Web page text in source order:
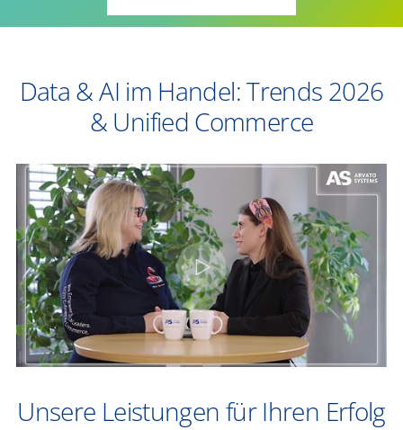
Data & AI im Handel: Trends 2026
& Unified Commerce
Unsere Leistungen für Ihren Erfolg